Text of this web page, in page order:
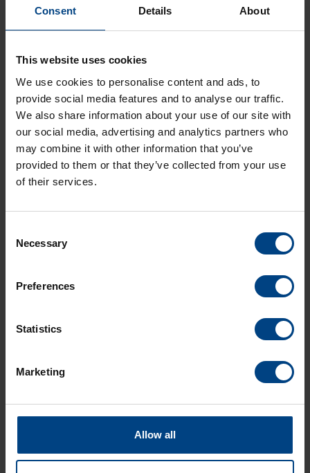
Consent Details About
This website uses cookies
We use cookies to personalise content and ads, to
provide social media features and to analyse our traffic.
We also share information about your use of our site with
our social media, advertising and analytics partners who
may combine it with other information that you’ve
provided to them or that they’ve collected from your use
of their services.
Selection
Necessary
Preferences
Statistics
Marketing
Allow all
VTCTXO
100/1000MBit Ethernet
PTP (IEEE 1588) / SyncE / NTP / IRIG-B
Requêtes (S)NTP/s